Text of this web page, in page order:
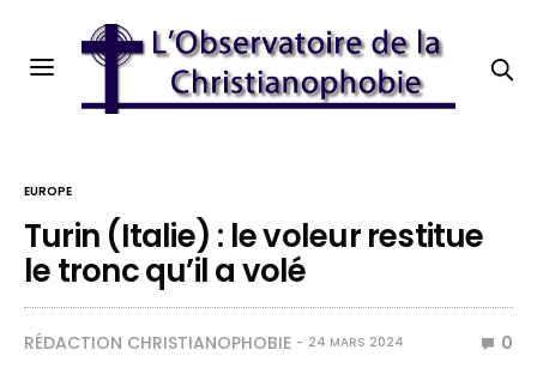
EUROPE
Turin (Italie) : le voleur restitue
le tronc qu’il a volé
RÉDACTION CHRISTIANOPHOBIE 24 MARS 2024 0